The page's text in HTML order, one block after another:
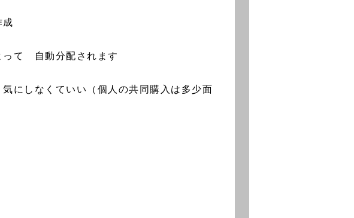
成
って 自動分配されます
にしなくていい（個人の共同購入は多少面